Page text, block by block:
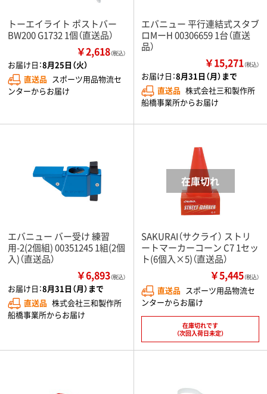
トーエイライト ポストバー
BW200 G1732 1個（直送品）
￥2,618（税込）
お届け日：8月25日（火）
直送品 スポーツ用品物流セ
ンターからお届け
エバニュー 平行連結式スタブ
ロMーH 00306659 1台（直送
品）
￥15,271（税込）
お届け日：8月31日（月）まで
直送品 株式会社三和製作所
船橋事業所からお届け
エバニュー バー受け 練習
用-2(2個組) 00351245 1組(2個
入)（直送品）
￥6,893（税込）
お届け日：8月31日（月）まで
直送品 株式会社三和製作所
船橋事業所からお届け
SAKURAI（サクライ） ストリ
ートマーカーコーン C7 1セッ
ト(6個入×5)（直送品）
￥5,445（税込）
直送品 スポーツ用品物流セ
ンターからお届け
在庫切れです
（次回入荷日未定）